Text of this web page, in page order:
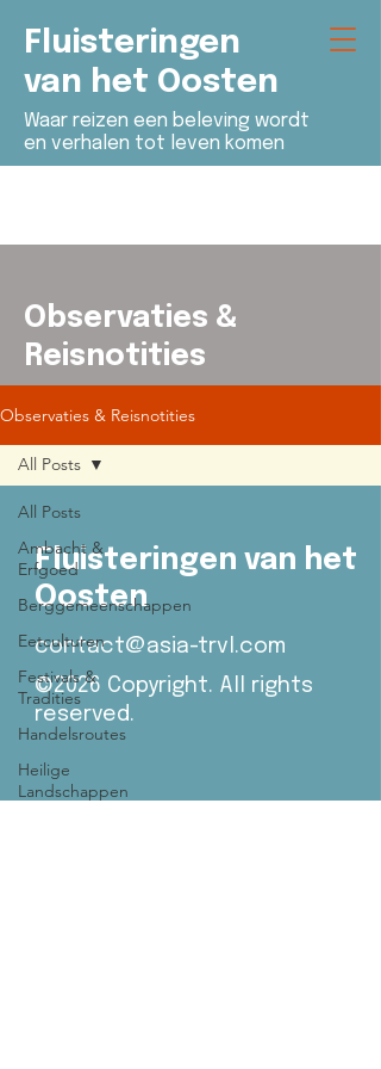
Fluisteringen
van het Oosten
Waar reizen een beleving wordt
en verhalen tot leven komen
Observaties &
Reisnotities
Observaties & Reisnotities
All Posts
Ambacht &
Erfgoed
Berggemeenschappen
Eetculturen
Festivals &
Tradities
Handelsroutes
Heilige
Landschappen
All Posts
Fluisteringen van het
Oosten
contact@asia-trvl.com
©2026 Copyright. All rights
reserved.